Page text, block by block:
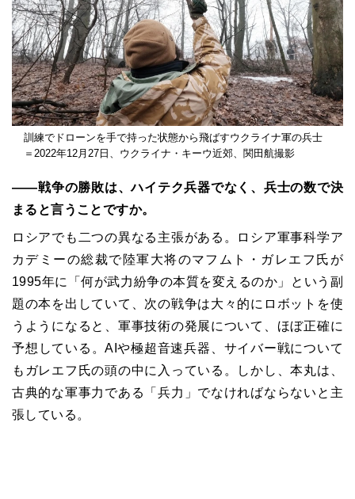
訓練でドローンを手で持った状態から飛ばすウクライナ軍の兵士
＝2022年12月27日、ウクライナ・キーウ近郊、関田航撮影
――戦争の勝敗は、ハイテク兵器でなく、兵士の数で決
まると言うことですか。
ロシアでも二つの異なる主張がある。ロシア軍事科学ア
カデミーの総裁で陸軍大将のマフムト・ガレエフ氏が
1995年に「何が武力紛争の本質を変えるのか」という副
題の本を出していて、次の戦争は大々的にロボットを使
うようになると、軍事技術の発展について、ほぼ正確に
予想している。AIや極超音速兵器、サイバー戦について
もガレエフ氏の頭の中に入っている。しかし、本丸は、
古典的な軍事力である「兵力」でなければならないと主
張している。